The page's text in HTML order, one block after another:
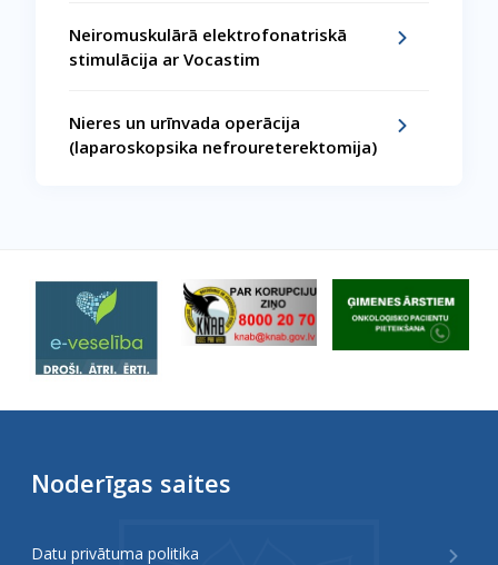
Neiromuskulārā elektrofonatriskā
stimulācija ar Vocastim
Nieres un urīnvada operācija
(laparoskopsika nefroureterektomija)
Noderīgas saites
Datu privātuma politika